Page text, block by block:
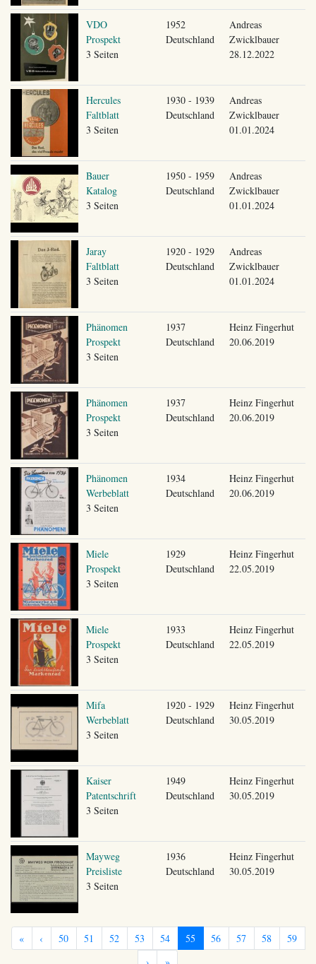
VDO
Prospekt
3 Seiten
1952
Deutschland
Andreas
Zwicklbauer
28.12.2022
Hercules
Faltblatt
3 Seiten
1930 - 1939
Deutschland
Andreas
Zwicklbauer
01.01.2024
Bauer
Katalog
3 Seiten
1950 - 1959
Deutschland
Andreas
Zwicklbauer
01.01.2024
Jaray
Faltblatt
3 Seiten
1920 - 1929
Deutschland
Andreas
Zwicklbauer
01.01.2024
Phänomen
Prospekt
3 Seiten
1937
Deutschland
Heinz Fingerhut
20.06.2019
Phänomen
Prospekt
3 Seiten
1937
Deutschland
Heinz Fingerhut
20.06.2019
Phänomen
Werbeblatt
3 Seiten
1934
Deutschland
Heinz Fingerhut
20.06.2019
Miele
Prospekt
3 Seiten
1929
Deutschland
Heinz Fingerhut
22.05.2019
Miele
Prospekt
3 Seiten
1933
Deutschland
Heinz Fingerhut
22.05.2019
Mifa
Werbeblatt
3 Seiten
1920 - 1929
Deutschland
Heinz Fingerhut
30.05.2019
Kaiser
Patentschrift
3 Seiten
1949
Deutschland
Heinz Fingerhut
30.05.2019
Mayweg
Preisliste
3 Seiten
1936
Deutschland
Heinz Fingerhut
30.05.2019
« ‹ 50 51 52 53 54 55 56 57 58
59
›
»